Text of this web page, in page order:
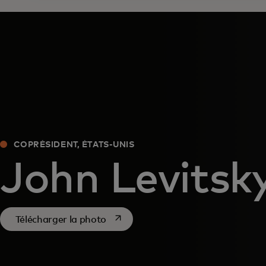
COPRÉSIDENT, ÉTATS-UNIS
John
Télécharger la photo s’ouvre dans un nouvel onglet